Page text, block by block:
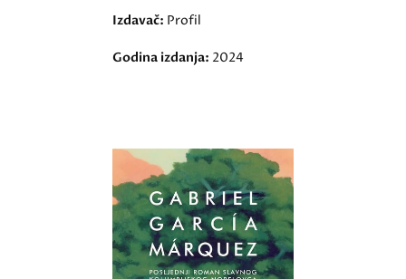
Izdavač: Profil
Godina izdanja: 2024